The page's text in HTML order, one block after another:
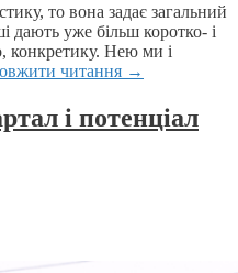
то вона задає загальний
дають уже більш коротко- і
конкретику. Нею ми і
читання →
і потенціал